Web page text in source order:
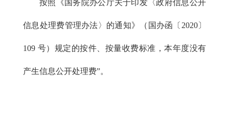
按照《国务院办公厅关于印发〈政府信息公开
信息处理费管理办法〉的通知》（国办函〔2020〕
109 号）规定的按件、按量收费标准，本年度没有
产生信息公开处理费”。